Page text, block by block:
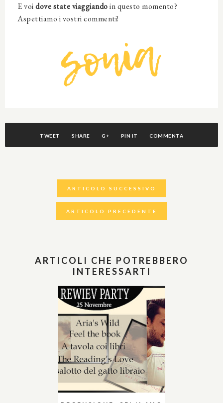
E voidove state viaggiandoin questo momento?
Aspettiamo i vostri commenti!
TWEET SHARE G+ PIN IT COMMENTA
ARTICOLO SUCCESSIVO
ARTICOLO PRECEDENTE
ARTICOLI CHE POTREBBERO
INTERESSARTI